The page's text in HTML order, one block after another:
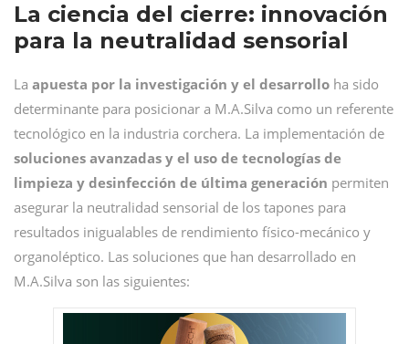
La ciencia del cierre: innovación
para la neutralidad sensorial
La apuesta por la investigación y el desarrollo ha sido
determinante para posicionar a M.A.Silva como un referente
tecnológico en la industria corchera. La implementación de
soluciones avanzadas y el uso de tecnologías de
limpieza y desinfección de última generación permiten
asegurar la neutralidad sensorial de los tapones para
resultados inigualables de rendimiento físico-mecánico y
organoléptico. Las soluciones que han desarrollado en
M.A.Silva son las siguientes: